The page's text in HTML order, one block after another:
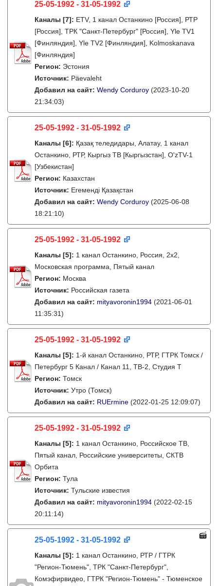
25-05-1992 - 31-05-1992
Каналы [7]: ETV, 1 канал Останкино [Россия], РТР
[Россия], ТРК "Санкт-Петербург" [Россия], Yle TV1
[Финляндия], Yle TV2 [Финляндия], Kolmoskanava
[Финляндия]
Регион: Эстония
Источник: Päevaleht
Добавил на сайт: Wendy Corduroy (2023-10-20
21:34:03)
25-05-1992 - 31-05-1992
Каналы [6]: Қазақ теледидары, Алатау, 1 канал
Останкино, РТР, Кыргыз ТВ [Кыргызстан], O'zTV-1
[Узбекистан]
Регион: Казахстан
Источник: Егеменді Қазақстан
Добавил на сайт: Wendy Corduroy (2025-06-08
18:21:10)
25-05-1992 - 31-05-1992
Каналы [5]: 1 канал Останкино, Россия, 2х2,
Московская программа, Пятый канал
Регион: Москва
Источник: Российская газета
Добавил на сайт: mityavoronin1994 (2021-06-01
11:35:31)
25-05-1992 - 31-05-1992
Каналы [5]: 1-й канал Останкино, РТР, ГТРК Томск /
Петербург 5 Канал / Канал 11, ТВ-2, Студия Т
Регион: Томск
Источник: Утро (Томск)
Добавил на сайт: RUErmine (2022-01-25 12:09:07)
25-05-1992 - 31-05-1992
Каналы [5]: 1 канал Останкино, Российское ТВ,
Пятый канал, Российские университеты, СКТВ
Орбита
Регион: Тула
Источник: Тульские известия
Добавил на сайт: mityavoronin1994 (2022-02-15
20:11:14)
25-05-1992 - 31-05-1992
Каналы [5]: 1 канал Останкино, РТР / ГТРК
"Регион-Тюмень", ТРК "Санкт-Петербург",
Комэфирвидео, ГТРК "Регион-Тюмень" - Тюменское